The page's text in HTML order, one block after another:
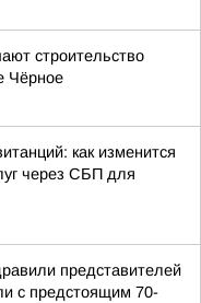
строительство
Чёрное
как изменится
через СБП для
представителей
с предстоящим 70-